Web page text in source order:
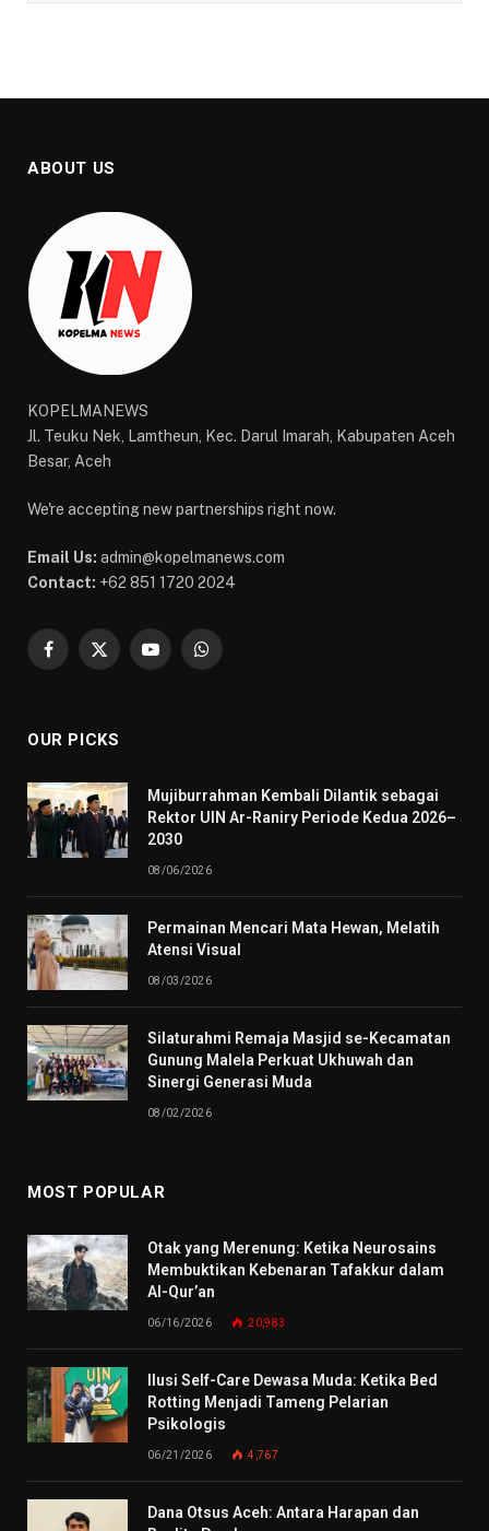
ABOUT US
KOPELMANEWS
Jl. Teuku Nek, Lamtheun, Kec. Darul Imarah, Kabupaten Aceh
Besar, Aceh
We're accepting new partnerships right now.
Email Us: admin@kopelmanews.com
Contact: +62 851 1720 2024
Facebook
X
YouTubeWhatsApp
OUR PICKS
Mujiburrahman Kembali Dilantik sebagai
Rektor UIN Ar-Raniry Periode Kedua 2026–
2030
08/06/2026
Permainan Mencari Mata Hewan, Melatih
Atensi Visual
08/03/2026
Silaturahmi Remaja Masjid se-Kecamatan
Gunung Malela Perkuat Ukhuwah dan
Sinergi Generasi Muda
08/02/2026
MOST POPULAR
Otak yang Merenung: Ketika Neurosains
Membuktikan Kebenaran Tafakkur dalam
Al-Qur’an
06/16/2026 20,983
Ilusi Self-Care Dewasa Muda: Ketika Bed
Rotting Menjadi Tameng Pelarian
Psikologis
06/21/2026 4,767
Dana Otsus Aceh: Antara Harapan dan